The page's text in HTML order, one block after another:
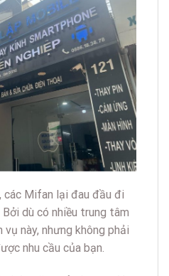
, các Mifan lại đau đầu đi
dù có nhiều trung tâm
vụ này, nhưng không phải
nhu cầu của bạn.